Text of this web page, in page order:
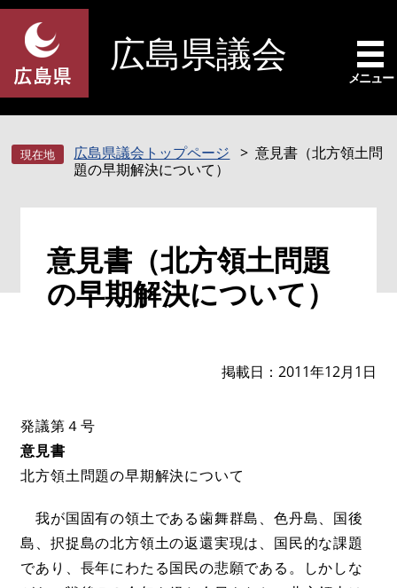
ペ
先
頭
す
メ
を
飛
し
広島県議会
メニュー
広島県議会トップページ
意見書（北方領土問
題の早期解決について）
意見書（北方領土問題
の早期解決について）
掲載日 2011年12月1日
発議第４号
意見書
北方領土問題の早期解決について
我が国固有の領土である歯舞群島、色丹島、国後
島、択捉島の北方領土の返還実現は、国民的な課題
であり、長年にわたる国民の悲願である。しかしな